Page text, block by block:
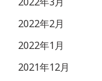
2022年2月
2022年1月
2021年12月